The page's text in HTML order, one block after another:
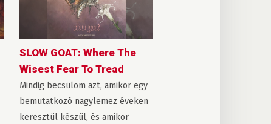
SLOW GOAT: Where The
Wisest Fear To Tread
Mindig becsülöm azt, amikor egy
bemutatkozó nagylemez éveken
keresztül készül, és amikor